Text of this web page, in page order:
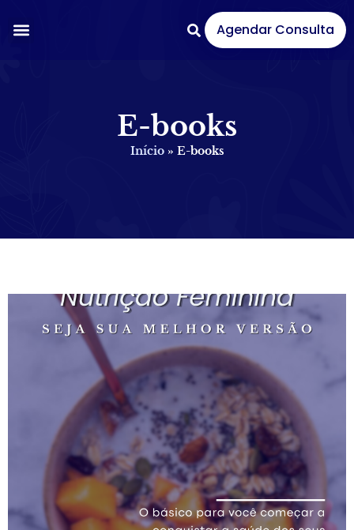
Agendar Consulta
E-books
Início» E-books